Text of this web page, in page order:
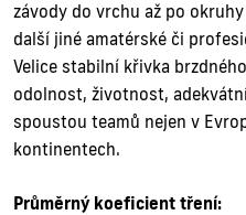
závody do vrchu až po
další jiné amatérské či
Velice stabilní křivka
odolnost, životnost,
spoustou teamů nejen v
kontinentech.
Průměrný koeficient tření: